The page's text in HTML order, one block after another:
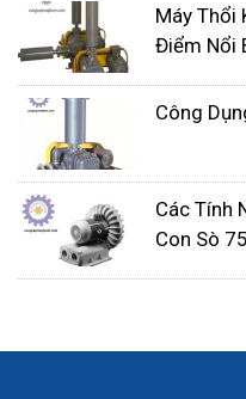
một luồng khí
Không cần dầu
Máy thổi khí
hoạt động mà
ô nhiễm chất
dụng đòi hỏi
Như vậy, nguyên lý
Máy Thổi
Điểm Nổi
Công
Các Tính
Con Sò